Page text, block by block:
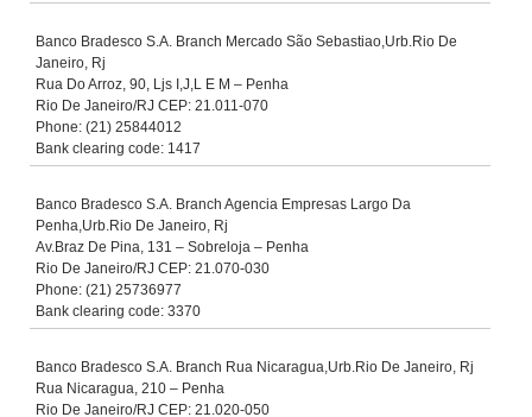
Banco Bradesco S.A. Branch Mercado São Sebastiao,Urb.Rio De
Janeiro, Rj
Rua Do Arroz, 90, Ljs I,J,L E M – Penha
Rio De Janeiro/RJ CEP: 21.011-070
Phone: (21) 25844012
Bank clearing code: 1417
Banco Bradesco S.A. Branch Agencia Empresas Largo Da
Penha,Urb.Rio De Janeiro, Rj
Av.Braz De Pina, 131 – Sobreloja – Penha
Rio De Janeiro/RJ CEP: 21.070-030
Phone: (21) 25736977
Bank clearing code: 3370
Banco Bradesco S.A. Branch Rua Nicaragua,Urb.Rio De Janeiro, Rj
Rua Nicaragua, 210 – Penha
Rio De Janeiro/RJ CEP: 21.020-050